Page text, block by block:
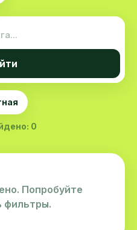
0
Попробуйте
фильтры.